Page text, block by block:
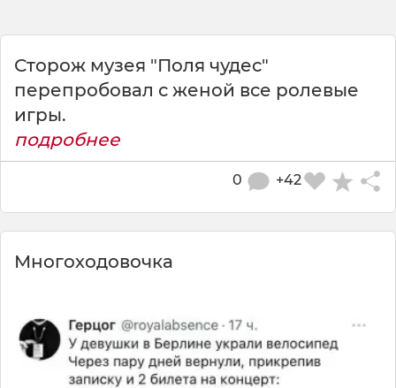
Сторож музея "Поля чудес"
перепробовал с женой все ролевые
игры.
подробнее
+42
0
Многоходовочка